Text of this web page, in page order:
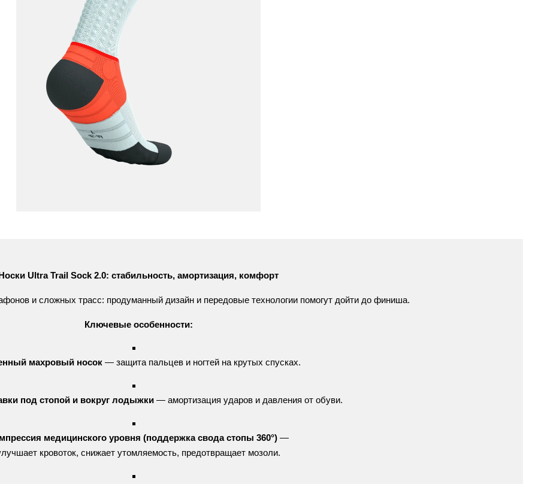
Ultra Trail Sock 2.0: стабильность, амортизация, комфорт
и сложных трасс: продуманный дизайн и передовые технологии помогут дойти до финиша.
Ключевые особенности:
махровый носок — защита пальцев и ногтей на крутых спусках.
под стопой и вокруг лодыжки — амортизация ударов и давления от обуви.
медицинского уровня (поддержка свода стопы 360°) —
кровоток, снижает утомляемость, предотвращает мозоли.